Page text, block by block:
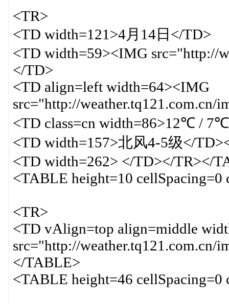
<TR>
<TD width=121>4月14日</TD>
<TD width=59><IMG src="http://
</TD>
<TD align=left width=64><IMG
src="http://weather.tq121.com.cn/
<TD class=cn width=86>12℃ /
<TD width=157>北风4-5级</
<TD width=262> </TD></TR></
<TABLE height=10
<TR>
<TD vAlign=top align=middle
src="http://weather.tq121.com.cn/
</TABLE>
<TABLE height=46